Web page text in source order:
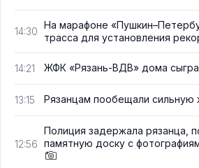
14:30
На марафоне
трасса для установления
14:21 ЖФК «Рязань-ВДВ» дома
13:15 Рязанцам пообещали сильную
12:56
Полиция задержала рязанца,
памятную доску с